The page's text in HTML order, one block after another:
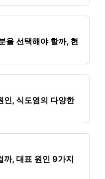
을 선택해야 할까, 현
인, 식도염의 다양한
까, 대표 원인 9가지